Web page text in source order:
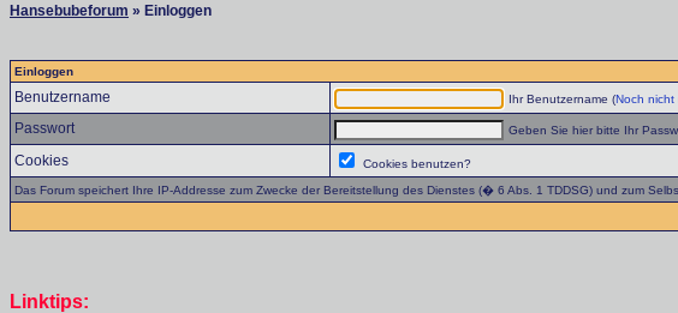
Hansebubeforum » Einloggen
Einloggen
Benutzername Ihr Benutzername (Noch nicht
Passwort Geben Sie hier bitte Ihr
Cookies
Cookies benutzen?
Das Forum speichert Ihre IP-Addresse zum Zwecke der Bereitstellung des Dienstes (� 6 Abs. 1 TDDSG) und zum
Linktips: